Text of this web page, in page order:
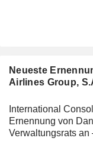
Neueste
Airlines Group,
International
Ernennung von
Verwaltungsrats an